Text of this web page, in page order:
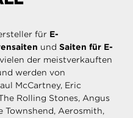
für E-
und Saiten für E-
der meistverkauften
werden von
McCartney, Eric
Rolling Stones, Angus
Townshend, Aerosmith,